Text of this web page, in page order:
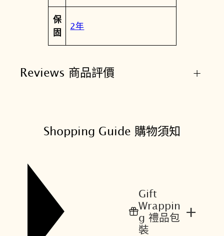
保
固
2年
Reviews 商品評價 +
Shopping Guide 購物須知
Gift
Wrappin
g 禮品包
裝
+